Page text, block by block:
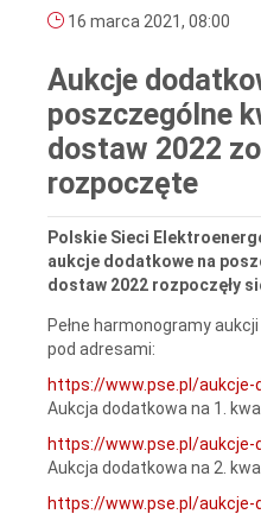
16 marca 2021, 08:00
Aukcje
poszczególne
dostaw 2022
rozpoczęte
Polskie Sieci
aukcje dodatkowe na
dostaw 2022 rozpoczęły
Pełne harmonogramy
pod adresami:
https://www.pse.pl/
Aukcja dodatkowa na 1.
https://www.pse.pl/
Aukcja dodatkowa na 2.
https://www.pse.pl/